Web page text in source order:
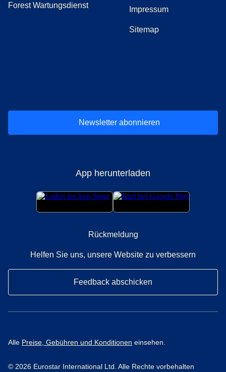
Forest Wartungsdienst Impressum
Sitemap
Newsletter abonnieren
App herunterladen
Rückmeldung
Helfen Sie uns, unsere Website zu verbessern
Feedback abschicken
Alle Preise, Gebühren und Konditionen einsehen.
© 2026 Eurostar International Ltd. Alle Rechte vorbehalten